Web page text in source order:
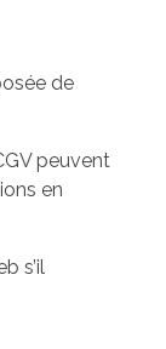
de
peuvent
en
s’il